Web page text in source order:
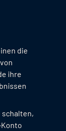
die
ihre
schalten,